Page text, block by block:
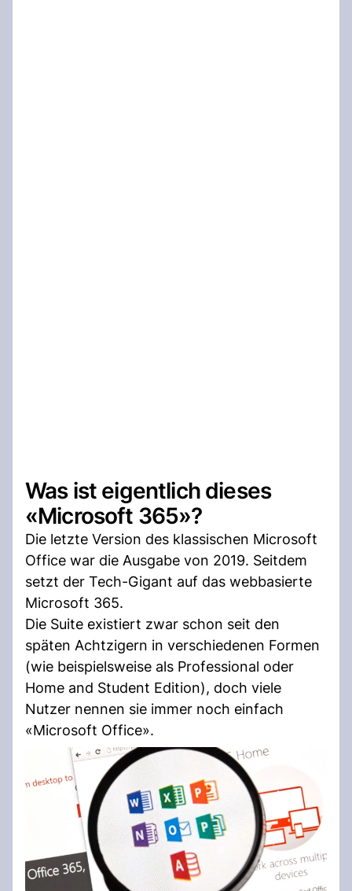
Was ist eigentlich dieses
«Microsoft 365»?
Die letzte Version des klassischen Microsoft
Office war die Ausgabe von 2019. Seitdem
setzt der Tech-Gigant auf das webbasierte
Microsoft 365.
Die Suite existiert zwar schon seit den
späten Achtzigern in verschiedenen Formen
(wie beispielsweise als Professional oder
Home and Student Edition), doch viele
Nutzer nennen sie immer noch einfach
«Microsoft Office».